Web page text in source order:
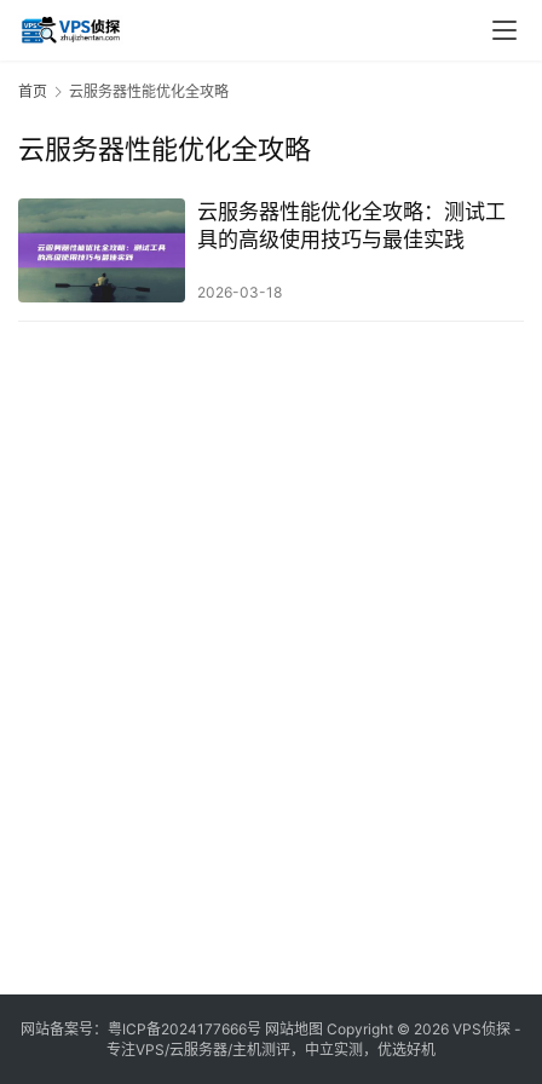
首页 云服务器性能优化全攻略
云服务器性能优化全攻略
云服务器性能优化全攻略：测试工
具的高级使用技巧与最佳实践
2026-03-18
网站备案号： 粤ICP备2024177666号 网站地图 Copyright © 2026 VPS侦探 -
专注VPS/云服务器/主机测评，中立实测，优选好机